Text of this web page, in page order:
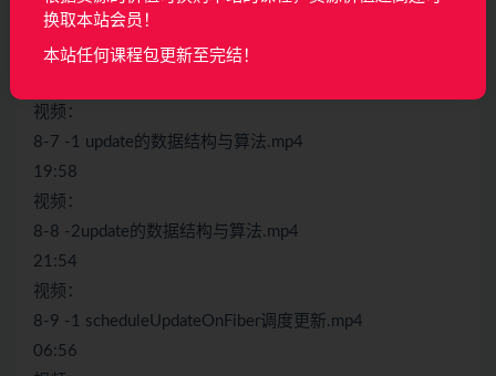
视频：
8-6 -1 root.render与unmount函数的流程
视频：
8-7 -1 update的数据结构与算法.mp4
19:58
视频：
8-8 -2update的数据结构与算法.mp4
21:54
视频：
8-9 -1 scheduleUpdateOnFiber调度更新.mp4
06:56
换取本站会员！
本站任何课程包更新至完结！